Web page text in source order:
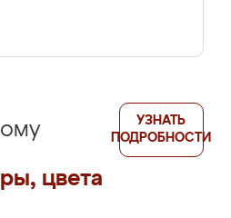
цвета
УЗНАТЬ
ПОДРОБНОСТИ